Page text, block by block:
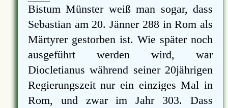
Bistum Münster weiß man sogar, dass
Sebastian am 20. Jänner 288 in Rom als
Märtyrer gestorben ist. Wie später noch
ausgeführt werden wird, war
Diocletianus während seiner 20jährigen
Regierungszeit nur ein einziges Mal in
Rom, und zwar im Jahr 303. Dass